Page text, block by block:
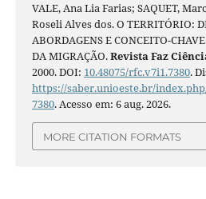
VALE, Ana Lia Farias; SAQUET,
Roseli Alves dos. O TERRITÓRIO:
ABORDAGENS E CONCEITO-
DA MIGRAÇÃO.Revista Faz
2000. DOI: 10.48075/rfc.v7i1.7380.
https://saber.unioeste.br/
7380. Acesso em: 6 aug. 2026.
MORE CITATION FORMATS